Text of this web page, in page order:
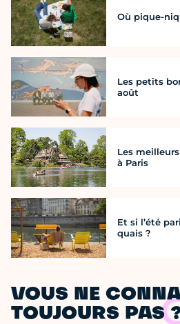
Où pique-
Les petits
août
Les
à Paris
Et si l’été
quais ?
VOUS NE
TOUJOURS PAS